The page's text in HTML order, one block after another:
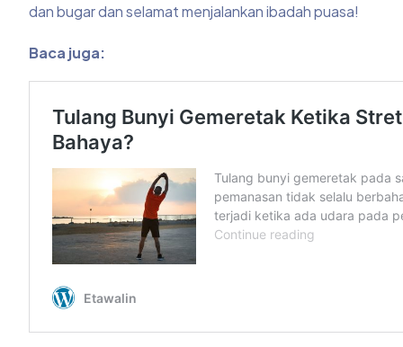
dan bugar dan selamat menjalankan ibadah puasa!
Baca juga: